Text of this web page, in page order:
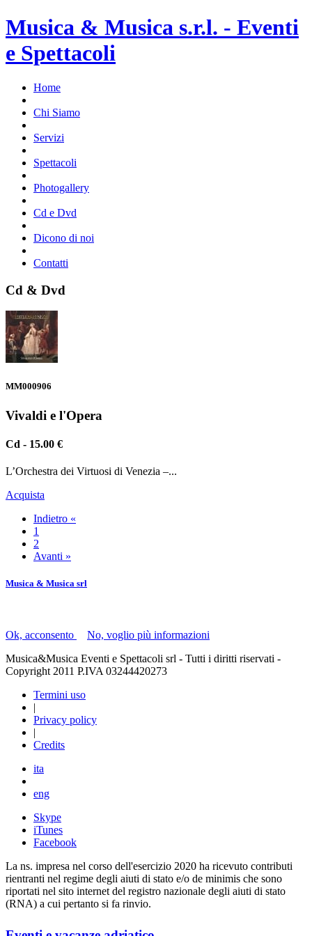
Musica & Musica s.r.l. - Eventi
e Spettacoli
Home
Chi Siamo
Servizi
Spettacoli
Photogallery
Cd e Dvd
Dicono di noi
Contatti
Cd & Dvd
MM000906
Vivaldi e l'Opera
Cd - 15.00 €
L’Orchestra dei Virtuosi di Venezia –...
Acquista
Indietro «
1
2
Avanti »
Musica & Musica srl
Ok, acconsento
No, voglio più informazioni
Musica&Musica Eventi e Spettacoli srl - Tutti i diritti riservati -
Copyright 2011 P.IVA 03244420273
Termini uso
|
Privacy policy
|
Credits
ita
eng
Skype
iTunes
Facebook
La ns. impresa nel corso dell'esercizio 2020 ha ricevuto contributi
rientranti nel regime degli aiuti di stato e/o de minimis che sono
riportati nel sito internet del registro nazionale degli aiuti di stato
(RNA) a cui pertanto si fa rinvio.